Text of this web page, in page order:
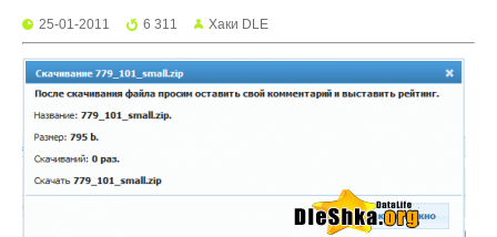
25-01-2011 6 311 Хаки DLE